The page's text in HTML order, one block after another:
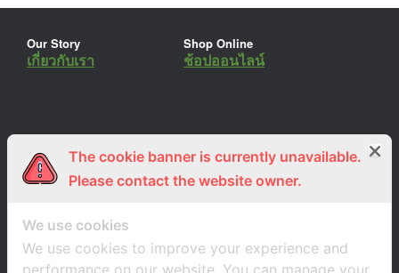
Our Story
เกี่ยวกับเรา
Shop Online
ช้อปออนไลน์
ร่วมงานกับเรา
สมัครงาน
Lemon Farm Cafe
ร้านอาหารอินทรีย์
The cookie banner is currently unavailable.
Please contact the website owner.
We use cookies
We use cookies to improve your experience and
performance on our website. You can manage your